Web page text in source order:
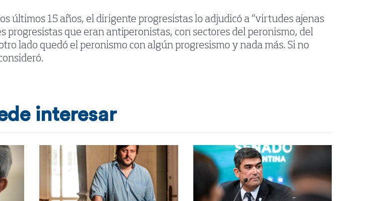
últimos 15 años, el dirigente progresistas lo adjudicó a “virtudes ajenas
progresistas que eran antiperonistas, con sectores del peronismo, del
lado quedó el peronismo con algún progresismo y nada más. Si no
interesar